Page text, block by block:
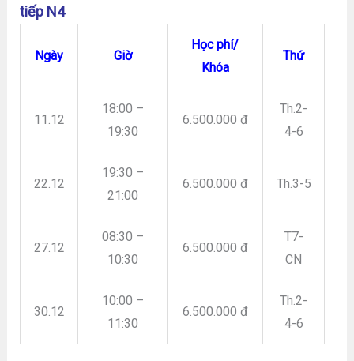
tiếp N4
Ngày Giờ
Học phí/
Khóa
Thứ
11.12
18:00 –
19:30
6.500.000 đ
Th.2-
4-6
22.12
19:30 –
21:00
6.500.000 đ Th.3-5
27.12
08:30 –
10:30
6.500.000 đ
T7-
CN
30.12
10:00 –
11:30
6.500.000 đ
Th.2-
4-6